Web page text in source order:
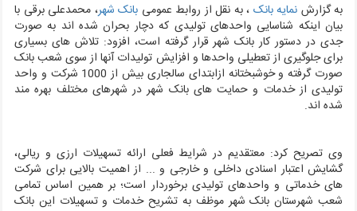
به گزارشنمایه بانک، به نقل از روابط عمومیبانک شهر،محمدعلی برقی با
بیان اینکه شناسایی واحدهای تولیدی که دچار بحران شده اند به صورت
جدی در دستور کار بانک شهر قرار گرفته است، افزود: تلاش های بسیاری
برای جلوگیری از تعطیلی واحدها و افزایش تولیدات آنها از سوی شعب بانک
صورت گرفته و خوشبختانه ازابتدای سالجاری بیش از 1000 شرکت و واحد
تولیدی از خدمات و حمایت های بانک شهر در شهرهای مختلف بهره مند
شده اند.
وی تصریح کرد: معتقدیم در شرایط فعلی ارائه تسهیلات ارزی و ریالی،
گشایش اعتبار اسنادی داخلی و خارجی و ... از اهمیت بالایی برای شرکت
های خدماتی و واحدهای تولیدی برخوردار است؛ بر همین اساس تمامی
شعب شهرستان بانک شهر موظف به تشریح خدمات و تسهیلات این بانک